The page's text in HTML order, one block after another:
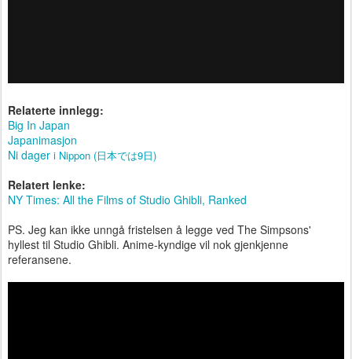
Relaterte innlegg:
Big In Japan
Japanimasjon
Ni dager i Nippon (日本では9日)
Relatert lenke:
NY Times: All the Films of Studio Ghibli, Ranked
PS. Jeg kan ikke unngå fristelsen å legge ved The Simpsons'
hyllest til Studio Ghibli. Anime-kyndige vil nok gjenkjenne
referansene.